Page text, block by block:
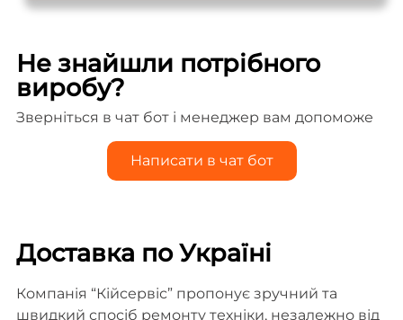
Не знайшли потрібного
виробу?
Зверніться в чат бот і менеджер вам допоможе
Написати в чат бот
Доставка по Україні
Компанія “Кійсервіс” пропонує зручний та
швидкий спосіб ремонту техніки, незалежно від